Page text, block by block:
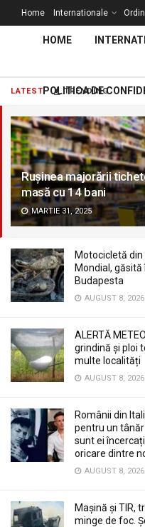
LATEST TRENDING
Rușinea majorării
masă cu 14 bani
MARTIE 31, 2025
Motocicletă din
Mondial, găsită
Budapesta
AUGUST 8, 2026
ALERTĂ
grindină și ploi
multe localități
AUGUST 8, 2026
Românii din
pentru un tânăr
sunt ei
oricare dintre
AUGUST 8, 2026
Mașină și TIR,
minge de foc.
Home Internationale
HOME
POLITICA DE